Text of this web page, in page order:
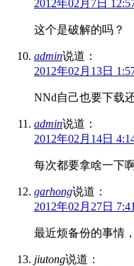
2012年02月7日
这个是破解的吗？
admin说道：
2012年02月13日
NNd自己也要下载
admin说道：
2012年02月14日
每次都要拿啥一下
garhong说道：
2012年02月27日
最近烦备份的事情
jiutong说道：